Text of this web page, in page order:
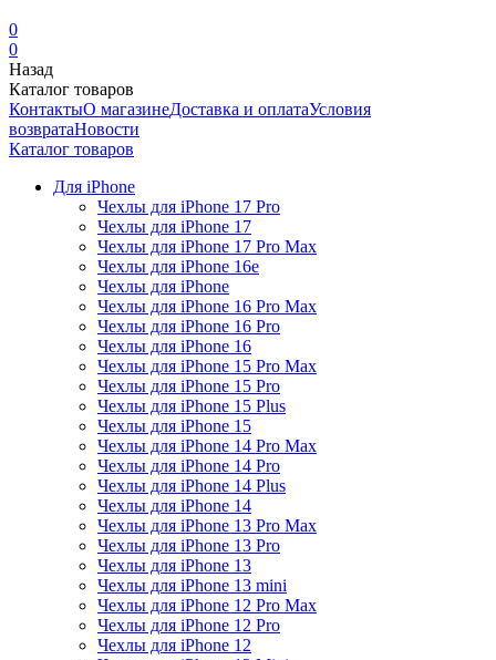
0
0
Назад
Каталог товаров
КонтактыО магазинеДоставка и оплатаУсловия
возвратаНовости
Каталог товаров
Для iPhone
Чехлы для iPhone 17 Pro
Чехлы для iPhone 17
Чехлы для iPhone 17 Pro Max
Чехлы для iPhone 16e
Чехлы для iPhone
Чехлы для iPhone 16 Pro Max
Чехлы для iPhone 16 Pro
Чехлы для iPhone 16
Чехлы для iPhone 15 Pro Max
Чехлы для iPhone 15 Pro
Чехлы для iPhone 15 Plus
Чехлы для iPhone 15
Чехлы для iPhone 14 Pro Max
Чехлы для iPhone 14 Pro
Чехлы для iPhone 14 Plus
Чехлы для iPhone 14
Чехлы для iPhone 13 Pro Max
Чехлы для iPhone 13 Pro
Чехлы для iPhone 13
Чехлы для iPhone 13 mini
Чехлы для iPhone 12 Pro Max
Чехлы для iPhone 12 Pro
Чехлы для iPhone 12